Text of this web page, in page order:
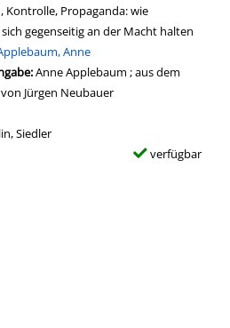
Kontrolle, Propaganda: wie
gegenseitig an der Macht halten
nach diesem Verfasser
Anne
Anne Applebaum ; aus dem
Jürgen Neubauer
Siedler
verfügbar